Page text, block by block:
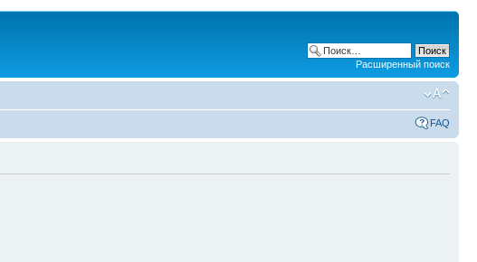
Расширенный поиск
FAQ